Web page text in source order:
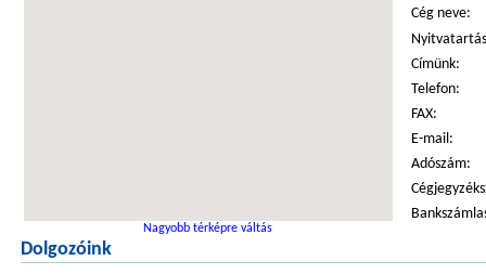
Nagyobb térképre váltás
Cég neve:
Címünk:
Telefon:
FAX:
E-mail:
Adószám:
Dolgozóink